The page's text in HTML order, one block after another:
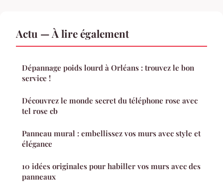
Actu — À lire également
Dépannage poids lourd à Orléans : trouvez le bon
service !
Découvrez le monde secret du téléphone rose avec
tel rose cb
Panneau mural : embellissez vos murs avec style et
élégance
10 idées originales pour habiller vos murs avec des
panneaux